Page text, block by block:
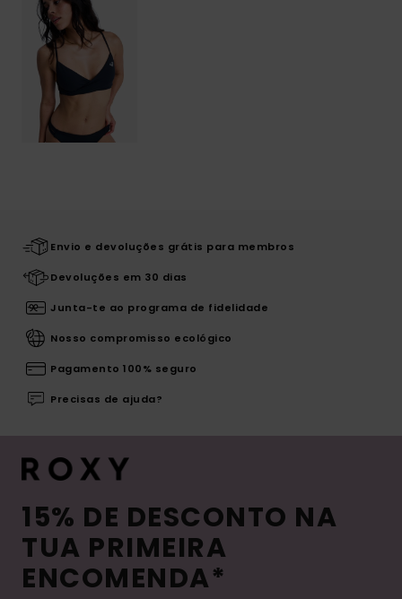
Envio e devoluções grátis para membros
Devoluções em 30 dias
Junta-te ao programa de fidelidade
Nosso compromisso ecológico
Pagamento 100% seguro
Precisas de ajuda?
15% DE DESCONTO NA
TUA PRIMEIRA
ENCOMENDA*